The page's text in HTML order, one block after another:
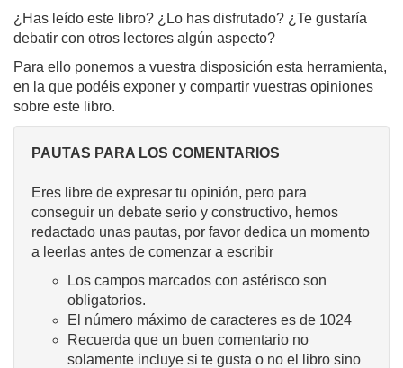
¿Has leído este libro? ¿Lo has disfrutado? ¿Te gustaría
debatir con otros lectores algún aspecto?
Para ello ponemos a vuestra disposición esta herramienta,
en la que podéis exponer y compartir vuestras opiniones
sobre este libro.
PAUTAS PARA LOS COMENTARIOS
Eres libre de expresar tu opinión, pero para
conseguir un debate serio y constructivo, hemos
redactado unas pautas, por favor dedica un momento
a leerlas antes de comenzar a escribir
Los campos marcados con astérisco son
obligatorios.
El número máximo de caracteres es de 1024
Recuerda que un buen comentario no
solamente incluye si te gusta o no el libro sino